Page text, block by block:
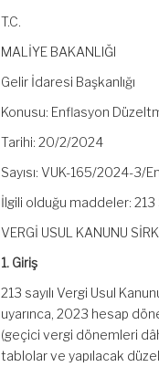
T.C.
MALİYE BAKANLIĞI
Gelir İdaresi Başkanlığı
Konusu: Enflasyon
Tarihi: 20/2/2024
Sayısı: VUK-165/2024-3/
İlgili olduğu maddeler:
VERGİ USUL KANUNU
1. Giriş
213 sayılı Vergi Usul
uyarınca, 2023 hesap
(geçici vergi dönemleri
tablolar ve yapılacak